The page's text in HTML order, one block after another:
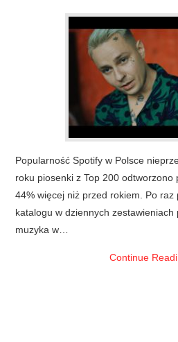
Popularność Spotify w Polsce
roku piosenki z Top 200
44% więcej niż przed rokiem. Po raz
katalogu w dziennych zestawieniach
muzyka w…
Continue